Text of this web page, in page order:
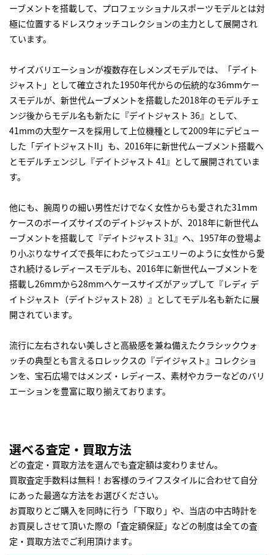
ーブメントを搭載して、プロフェッショナルスポーツモデルとは対
極に位置するドレスウォッチコレクションの主力として展開され
ています。
サイズバリエーションが複数存在しメンズモデルでは、「デイト
ジャスト」として確立された1950年代からの伝統的な36mmケー
スモデルが、新世代ムーブメントを搭載した2018年のモデルチェ
ンジ後からモデル名も新たに『デイトジャスト 36』として、
41mmの大型ケースを採用して上位機種として2009年にデビュー
した「デイトジャストII」も、2016年に新世代ムーブメント搭載へ
とモデルチェンジし『デイトジャスト 41』として展開されていま
す。
他にも、腕周りの細い男性だけでなく女性からも愛された31mm
ケースのボーイズサイズのデイトジャストが、2018年に新世代ム
ーブメントを搭載して『デイトジャスト 31』へ、1957年の登場よ
り小ぶりなサイズで長年にわたってジュエリーのように女性から愛
され続けるレディースモデルも、2016年に新世代ムーブメントを
搭載し26mｍから28mmへケースサイズがアップして『レディ デ
イトジャスト（デイトジャスト 28）』としてモデル名も新たに展
開されています。
流行に左右されない美しさと高級感を兼ね備えたクラシックウォ
ッチの典型とも言えるロレックスの『デイジャスト』コレクショ
ンを、宝石広場ではメンズ・レディース、素材やカラーなどのバリ
エーションを豊富に取り揃えております。
選べる査定・買取方法
どの査定・買取方法を選んでも査定額は変わりません。
買取査定手数料は無料！お客様のライフスタイルに合わせて自分
にあった最適な方法をお選びください。
お買取りとご購入を同時に行う「下取り」や、当店の中古時計を
お買戻しさせて頂いた際の「査定額保証」などの制度は全ての査
定・買取方法でご利用頂けます。